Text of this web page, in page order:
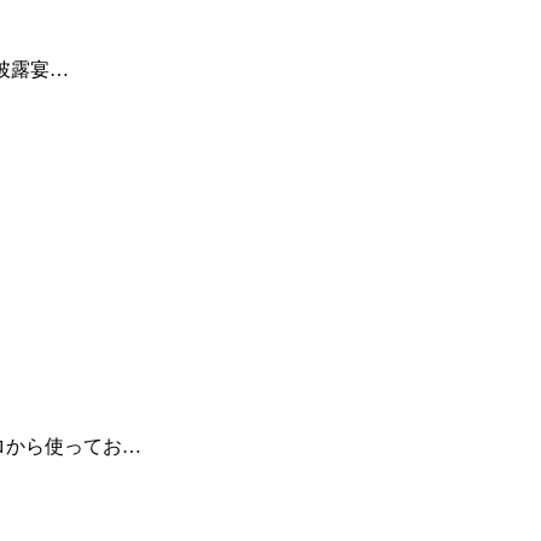
露宴…
から使ってお…